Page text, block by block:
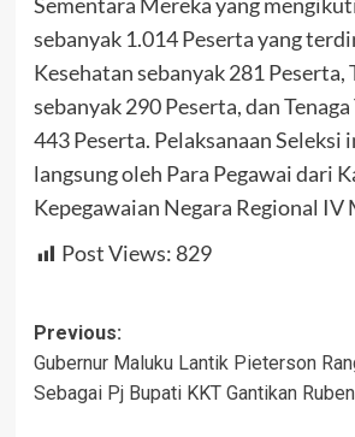
sebanyak 1.014 Peserta yang
Kesehatan sebanyak 281 Peserta,
sebanyak 290 Peserta, dan
443 Peserta. Pelaksanaan Seleksi
langsung oleh Para Pegawai dari
Kepegawaian Negara Regional IV
Post Views: 829
Post
navigation
Previous:
Gubernur Maluku Lantik Pieterson
Sebagai Pj Bupati KKT Gantikan